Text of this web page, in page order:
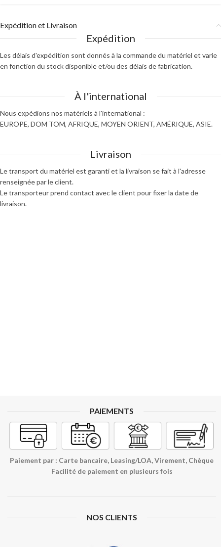
Expédition et Livraison
Expédition
Les délais d'expédition sont donnés à la commande du matériel et varie
en fonction du stock disponible et/ou des délais de fabrication.
À l'international
Nous expédions nos matériels à l'international :
EUROPE, DOM TOM, AFRIQUE, MOYEN ORIENT, AMÉRIQUE, ASIE.
Livraison
Le transport du matériel est garanti et la livraison se fait à l'adresse
renseignée par le client.
Le transporteur prend contact avec le client pour fixer la date de
livraison.
PAIEMENTS
Paiement par : Carte bancaire, Leasing/LOA, Virement, Chèque
Facilité de paiement en plusieurs fois
NOS CLIENTS